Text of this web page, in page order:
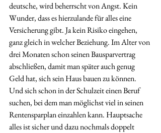
deutsche, wird beherrscht von Angst. Kein
Wunder, dass es hierzulande für alles eine
Versicherung gibt. Ja kein Risiko eingehen,
ganz gleich in welcher Beziehung. Im Alter von
drei Monaten schon seinen Bausparvertrag
abschließen, damit man später auch genug
Geld hat, sich sein Haus bauen zu können.
Und sich schon in der Schulzeit einen Beruf
suchen, bei dem man möglichst viel in seinen
Rentensparplan einzahlen kann. Hauptsache
alles ist sicher und dazu nochmals doppelt